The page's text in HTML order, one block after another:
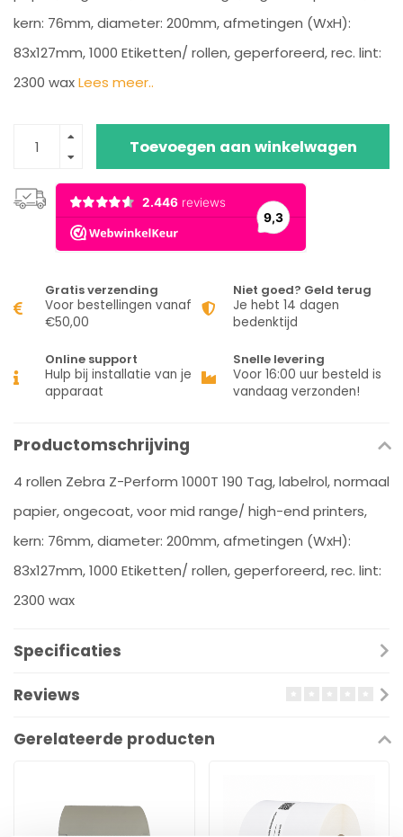
kern: 76mm, diameter: 200mm, afmetingen (WxH):
83x127mm, 1000 Etiketten/ rollen, geperforeerd, rec. lint:
2300 waxLees meer..
Toevoegen aan winkelwagen
Gratis verzending
Voor bestellingen vanaf
€50,00
Niet goed? Geld terug
Je hebt 14 dagen
bedenktijd
Online support
Hulp bij installatie van je
apparaat
Snelle levering
Voor 16:00 uur besteld is
vandaag verzonden!
Productomschrijving
4 rollen Zebra Z-Perform 1000T 190 Tag, labelrol, normaal
papier, ongecoat, voor mid range/ high-end printers,
kern: 76mm, diameter: 200mm, afmetingen (WxH):
83x127mm, 1000 Etiketten/ rollen, geperforeerd, rec. lint:
2300 wax
Specificaties
Reviews
Gerelateerde producten